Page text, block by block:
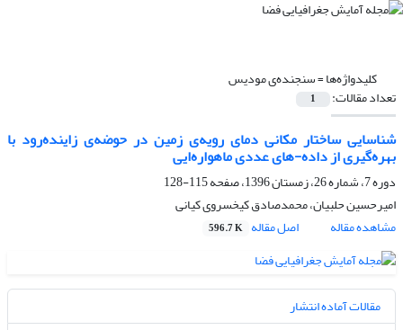
کلیدواژه‌ها =سنجنده‌ی مودیس
تعداد مقالات: 1
شناسایی ساختار مکانی دمای رویه‌ی زمین در حوضه‌ی زاینده‌رود با
بهره‌گیری از داده-های عددی ماهواره‌ایی
دوره 7، شماره 26، زمستان 1396، صفحه
115-128
امیرحسین حلبیان، محمدصادق کیخسروی کیانی
مشاهده مقاله
اصل مقاله 596.7 K
مقالات آماده انتشار